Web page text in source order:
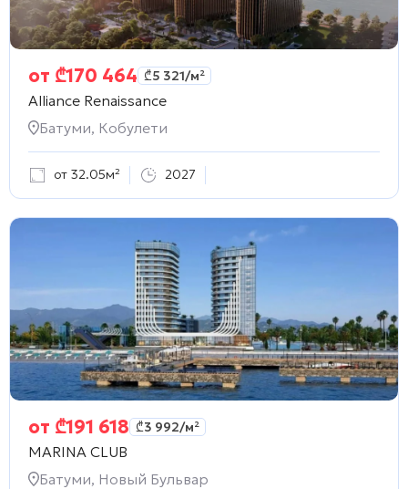
от ₾170 464 ₾5 321/м²
Alliance Renaissance
Батуми, Кобулети
от 32.05м² 2027
от ₾191 618 ₾3 992/м²
MARINA CLUB
Батуми, Новый Бульвар